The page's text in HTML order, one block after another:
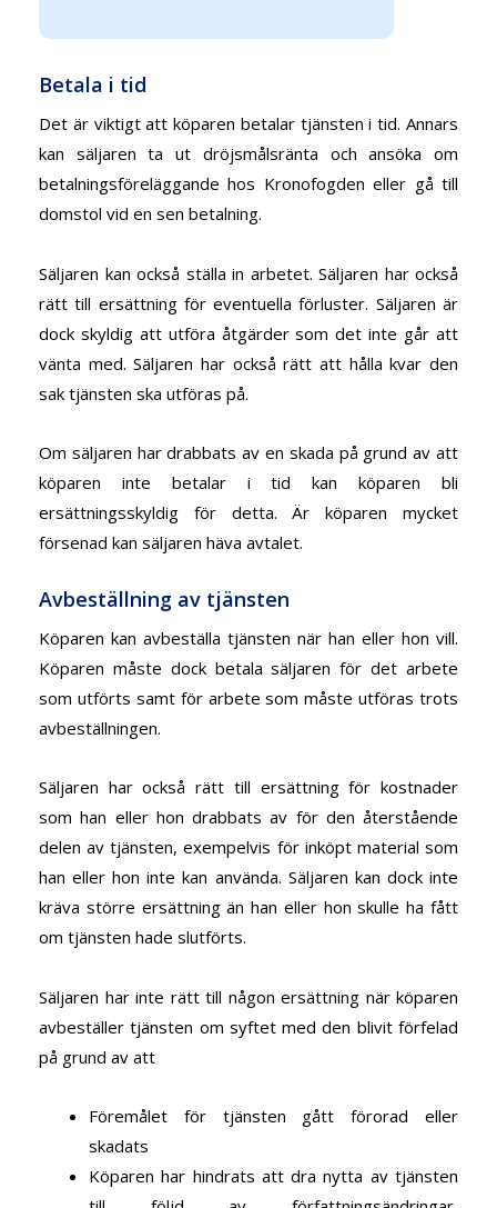
Betala i tid
Det är viktigt att köparen betalar tjänsten i tid. Annars
kan säljaren ta ut dröjsmålsränta och ansöka om
betalningsföreläggande hos Kronofogden eller gå till
domstol vid en sen betalning.
Säljaren kan också ställa in arbetet. Säljaren har också
rätt till ersättning för eventuella förluster. Säljaren är
dock skyldig att utföra åtgärder som det inte går att
vänta med. Säljaren har också rätt att hålla kvar den
sak tjänsten ska utföras på.
Om säljaren har drabbats av en skada på grund av att
köparen inte betalar i tid kan köparen bli
ersättningsskyldig för detta. Är köparen mycket
försenad kan säljaren häva avtalet.
Avbeställning av tjänsten
Köparen kan avbeställa tjänsten när han eller hon vill.
Köparen måste dock betala säljaren för det arbete
som utförts samt för arbete som måste utföras trots
avbeställningen.
Säljaren har också rätt till ersättning för kostnader
som han eller hon drabbats av för den återstående
delen av tjänsten, exempelvis för inköpt material som
han eller hon inte kan använda. Säljaren kan dock inte
kräva större ersättning än han eller hon skulle ha fått
om tjänsten hade slutförts.
Säljaren har inte rätt till någon ersättning när köparen
avbeställer tjänsten om syftet med den blivit förfelad
på grund av att
Föremålet för tjänsten gått förorad eller
skadats
Köparen har hindrats att dra nytta av tjänsten